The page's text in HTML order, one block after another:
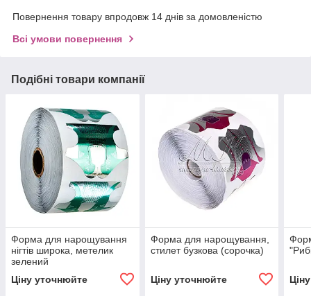
Повернення товару впродовж 14 днів за домовленістю
Всі умови повернення
Подібні товари компанії
Форма для нарощування
нігтів широка, метелик
зелений
Ціну уточнюйте
Форма для нарощування,
стилет бузкова (сорочка)
Ціну уточнюйте